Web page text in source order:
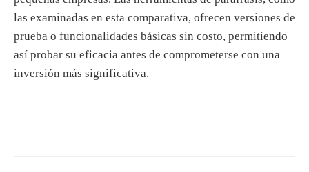
las examinadas en esta comparativa, ofrecen versiones de
prueba o funcionalidades básicas sin costo, permitiendo
así probar su eficacia antes de comprometerse con una
inversión más significativa.